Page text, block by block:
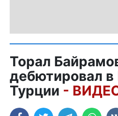
Торал
дебютировал в
Турции -